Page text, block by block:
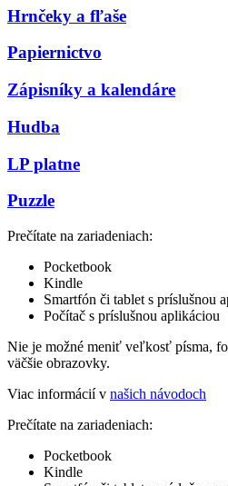
Hrnčeky a fľaše
Papiernictvo
Zápisníky a kalendáre
Hudba
LP platne
Puzzle
Prečítate na zariadeniach:
Pocketbook
Kindle
Smartfón či tablet s príslušnou
Počítač s príslušnou aplikáciou
Nie je možné meniť veľkosť písma,
väčšie obrazovky.
Viac informácií v našich návodoch
Prečítate na zariadeniach:
Pocketbook
Kindle